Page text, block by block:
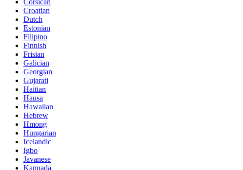
Corsican
Croatian
Dutch
Estonian
Filipino
Finnish
Frisian
Galician
Georgian
Gujarati
Haitian
Hausa
Hawaiian
Hebrew
Hmong
Hungarian
Icelandic
Igbo
Javanese
Kannada